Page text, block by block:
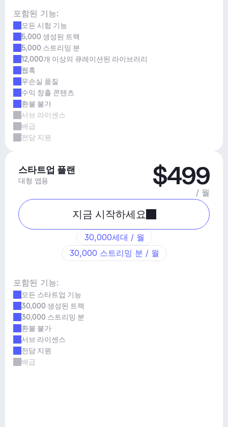
포함된 기능:
모든 시험 기능
5,000 생성된 트랙
5,000 스트리밍 분
12,000개 이상의 큐레이션된 라이브러리
웹훅
무손실 품질
수익 창출 콘텐츠
환불 불가
서브 라이센스
배급
전담 지원
스타트업 플랜
대형 앱용 $499
/ 월
지금 시작하세요
30,000세대 / 월
30,000 스트리밍 분 / 월
포함된 기능:
모든 스타트업 기능
30,000 생성된 트랙
30,000 스트리밍 분
환불 불가
서브 라이센스
전담 지원
배급